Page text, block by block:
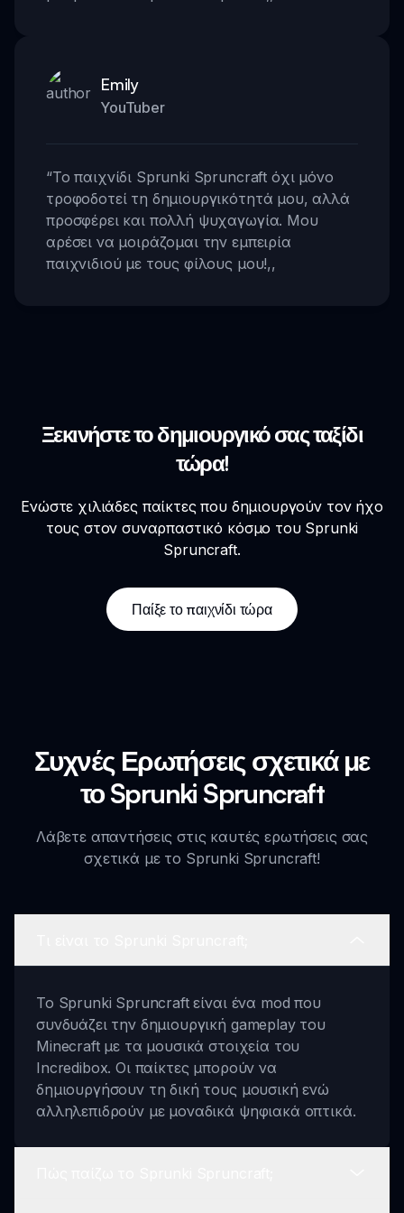
Emily
YouTuber
“Το παιχνίδι Sprunki Spruncraft όχι μόνο
τροφοδοτεί τη δημιουργικότητά μου, αλλά
προσφέρει και πολλή ψυχαγωγία. Μου
αρέσει να μοιράζομαι την εμπειρία
παιχνιδιού με τους φίλους μου!,,
Ξεκινήστε το δημιουργικό σας ταξίδι
τώρα!
Ενώστε χιλιάδες παίκτες που δημιουργούν τον ήχο
τους στον συναρπαστικό κόσμο του Sprunki
Spruncraft.
Παίξε το παιχνίδι τώρα
Συχνές Ερωτήσεις σχετικά με
το Sprunki Spruncraft
Λάβετε απαντήσεις στις καυτές ερωτήσεις σας
σχετικά με το Sprunki Spruncraft!
Το Sprunki Spruncraft είναι ένα mod που
συνδυάζει την δημιουργική gameplay του
Minecraft με τα μουσικά στοιχεία του
Incredibox. Οι παίκτες μπορούν να
δημιουργήσουν τη δική τους μουσική ενώ
αλληλεπιδρούν με μοναδικά ψηφιακά οπτικά.